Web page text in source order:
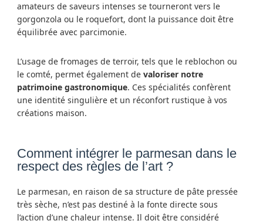
amateurs de saveurs intenses se tourneront vers le
gorgonzola ou le roquefort, dont la puissance doit être
équilibrée avec parcimonie.
L’usage de fromages de terroir, tels que le reblochon ou
le comté, permet également de valoriser notre
patrimoine gastronomique. Ces spécialités confèrent
une identité singulière et un réconfort rustique à vos
créations maison.
Comment intégrer le parmesan dans le
respect des règles de l’art ?
Le parmesan, en raison de sa structure de pâte pressée
très sèche, n’est pas destiné à la fonte directe sous
l’action d’une chaleur intense. Il doit être considéré